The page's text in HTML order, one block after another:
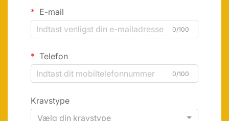
E-mail
0/100
Telefon
0/100
Kravstype
Vælg din kravstype